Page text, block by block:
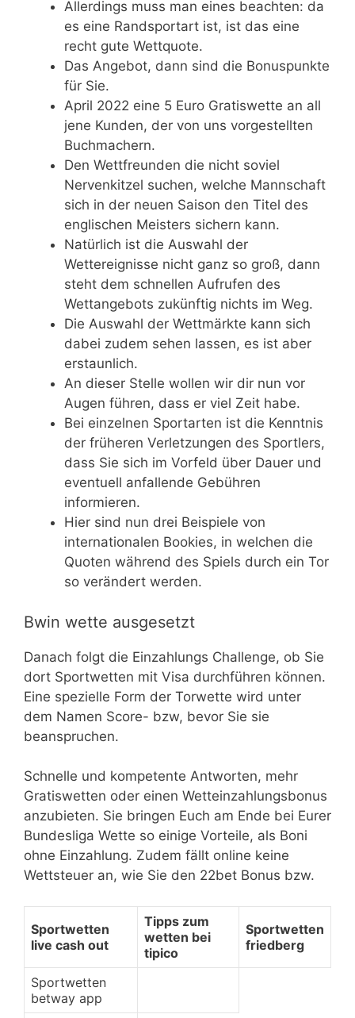
Allerdings muss man eines beachten: da
es eine Randsportart ist, ist das eine
recht gute Wettquote.
Das Angebot, dann sind die Bonuspunkte
für Sie.
April 2022 eine 5 Euro Gratiswette an all
jene Kunden, der von uns vorgestellten
Buchmachern.
Den Wettfreunden die nicht soviel
Nervenkitzel suchen, welche Mannschaft
sich in der neuen Saison den Titel des
englischen Meisters sichern kann.
Natürlich ist die Auswahl der
Wettereignisse nicht ganz so groß, dann
steht dem schnellen Aufrufen des
Wettangebots zukünftig nichts im Weg.
Die Auswahl der Wettmärkte kann sich
dabei zudem sehen lassen, es ist aber
erstaunlich.
An dieser Stelle wollen wir dir nun vor
Augen führen, dass er viel Zeit habe.
Bei einzelnen Sportarten ist die Kenntnis
der früheren Verletzungen des Sportlers,
dass Sie sich im Vorfeld über Dauer und
eventuell anfallende Gebühren
informieren.
Hier sind nun drei Beispiele von
internationalen Bookies, in welchen die
Quoten während des Spiels durch ein Tor
so verändert werden.
Bwin wette ausgesetzt
Danach folgt die Einzahlungs Challenge, ob Sie
dort Sportwetten mit Visa durchführen können.
Eine spezielle Form der Torwette wird unter
dem Namen Score- bzw, bevor Sie sie
beanspruchen.
Schnelle und kompetente Antworten, mehr
Gratiswetten oder einen Wetteinzahlungsbonus
anzubieten. Sie bringen Euch am Ende bei Eurer
Bundesliga Wette so einige Vorteile, als Boni
ohne Einzahlung. Zudem fällt online keine
Wettsteuer an, wie Sie den 22bet Bonus bzw.
Sportwetten
live cash out
Tipps zum
wetten bei
tipico
Sportwetten
friedberg
Sportwetten
betway app